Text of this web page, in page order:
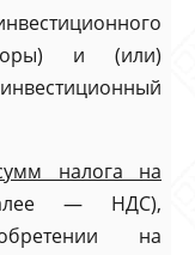
и (или)
налога на
— НДС),
на